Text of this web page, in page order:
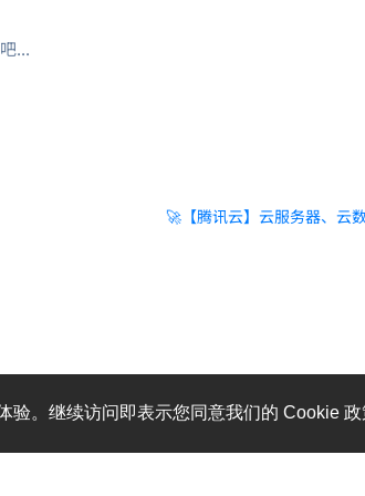
验。继续访问即表示您同意我们的 Cookie 政
...
🚀【腾讯云】云服务器、云